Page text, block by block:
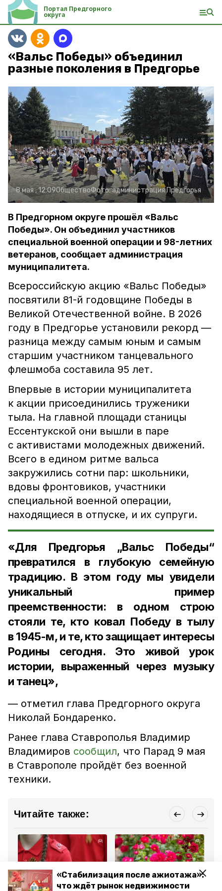
«Стабилизация после ажиотажа»:
что ждёт рынок недвижимости
Портал Предгорного
округа
«Вальс Победы» объединил
разные поколения в Предгорье
8 мая , 12:09ОбществоФото:администрация Предгорья
В Предгорном округе прошёл «Вальс
Победы». Он объединил участников
специальной военной операции и 98-летних
ветеранов, сообщает администрация
муниципалитета.
Всероссийскую акцию «Вальс Победы»
посвятили 81-й годовщине Победы в
Великой Отечественной войне. В 2026
году в Предгорье установили рекорд —
разница между самым юным и самым
старшим участником танцевального
флешмоба составила 95 лет.
Впервые в истории муниципалитета
к акции присоединились труженики
тыла. На главной площади станицы
Ессентукской они вышли в паре
с активистами молодежных движений.
Всего в едином ритме вальса
закружились сотни пар: школьники,
вдовы фронтовиков, участники
специальной военной операции,
находящиеся в отпуске, и их супруги.
«Для Предгорья „Вальс Победы“
превратился в глубокую семейную
традицию. В этом году мы увидели
уникальный пример
преемственности: в одном строю
стояли те, кто ковал Победу в тылу
в 1945-м, и те, кто защищает интересы
Родины сегодня. Это живой урок
истории, выраженный через музыку
и танец»,
— отметил глава Предгорного округа
Николай Бондаренко.
Ранее глава Ставрополья Владимир
Владимиров сообщил, что Парад 9 мая
в Ставрополе пройдёт без военной
техники.
Читайте также:
Общество Общество